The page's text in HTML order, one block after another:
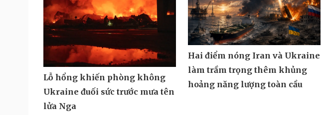
Lỗ hổng khiến phòng không
Ukraine đuối sức trước mưa tên
lửa Nga
Hai điểm nóng Iran và Ukraine
làm trầm trọng thêm khủng
hoảng năng lượng toàn cầu